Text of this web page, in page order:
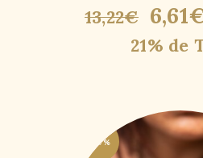
13,22€ 6,61
21% de
-50%